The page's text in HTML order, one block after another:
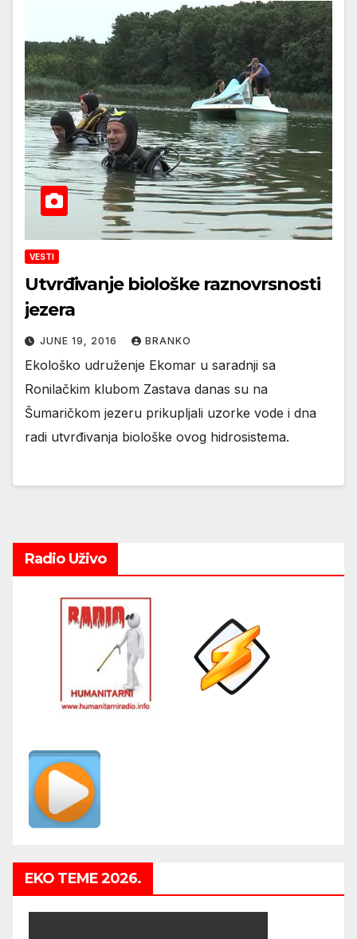
VESTI
Utvrđivanje biološke raznovrsnosti
jezera
JUNE 19, 2016 BRANKO
Ekološko udruženje Ekomar u saradnji sa
Ronilačkim klubom Zastava danas su na
Šumaričkom jezeru prikupljali uzorke vode i dna
radi utvrđivanja biološke ovog hidrosistema.
Radio Uživo
EKO TEME 2026.